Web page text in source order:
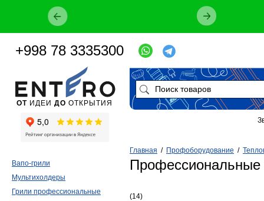
Главная / Профоборудование /
(14)
Вапо-грили
Мультихолдеры
Грили профессиональные
ОТ ИДЕИ ДО ОТКРЫТИЯ
+998 78 3335300